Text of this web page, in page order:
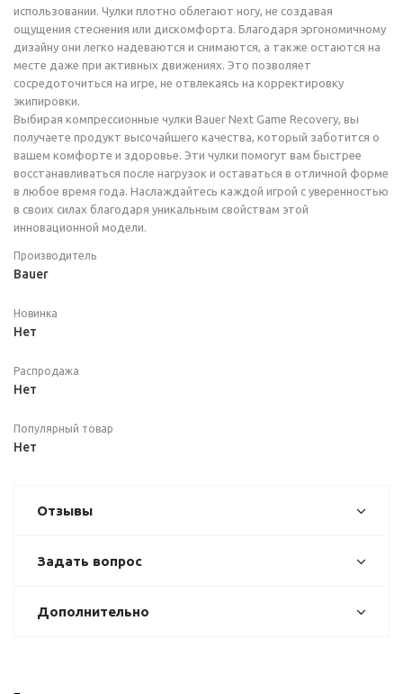
использовании. Чулки плотно облегают ногу, не создавая
ощущения стеснения или дискомфорта. Благодаря эргономичному
дизайну они легко надеваются и снимаются, а также остаются на
месте даже при активных движениях. Это позволяет
сосредоточиться на игре, не отвлекаясь на корректировку
экипировки.
Выбирая компрессионные чулки Bauer Next Game Recovery, вы
получаете продукт высочайшего качества, который заботится о
вашем комфорте и здоровье. Эти чулки помогут вам быстрее
восстанавливаться после нагрузок и оставаться в отличной форме
в любое время года. Наслаждайтесь каждой игрой с уверенностью
в своих силах благодаря уникальным свойствам этой
инновационной модели.
Производитель
Bauer
Новинка
Нет
Распродажа
Нет
Популярный товар
Нет
Отзывы
Задать вопрос
Дополнительно